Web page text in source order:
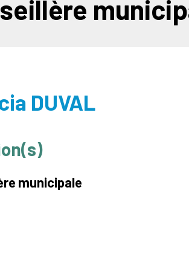
DUVAL
municipale